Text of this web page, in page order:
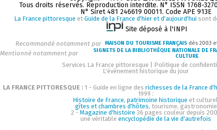
Tous droits réservés. Reproduction interdite. N° ISSN 1768-
N° Siret 481 246619 00011. Code APE 913E
La France pittoresque et Guide de la France d'hier et d'aujourd'hui sont
Site déposé à l'INPI
Recommandé notamment par MAISON DU TOURISME FRANÇAIS dès 2003
Mentionné notamment par
SIGNETS DE LA BIBLIOTHÈQUE NATIONALE DE
CULTURE
Services La France pittoresque
Politique de
L'événement historique du jour
LA FRANCE PITTORESQUE : 1 - Guide en ligne des richesses de la France
1999 :
Histoire de France, patrimoine historique et
gîtes et chambres d'hôtes, tourisme, gastronomie
2 - Magazine d'histoire 36 pages couleur depuis
une véritable encyclopédie de la vie d'autrefois